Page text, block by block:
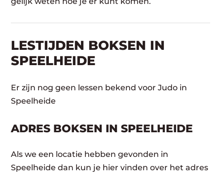
LESTIJDEN BOKSEN IN
SPEELHEIDE
Er zijn nog geen lessen bekend voor Judo in
Speelheide
ADRES BOKSEN IN SPEELHEIDE
Als we een locatie hebben gevonden in
Speelheide dan kun je hier vinden over het adres